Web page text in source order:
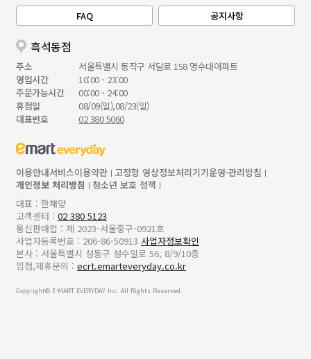
FAQ 공지사항
흑석동점
주소
서울특별시 동작구 서달로 158 명수대아파트
영업시간
10:00 - 23:00
주문가능시간
00:00 - 24:00
휴점일
08/09(일),08/23(일)
대표번호
02 380 5060
이용안내서비스이용약관 고정형 영상정보처리기기운영·관리방침
개인정보 처리방침
청소년 보호 정책
대표 : 한채양
고객센터 : 02 380 5123
통신판매업 : 제 2023-서울중구-0921호
사업자등록번호 : 206-86-50913 사업자정보확인
본사 : 서울특별시 성동구 성수일로 56, 8/9/10층
입점,제휴문의 : ecrt.emarteveryday.co.kr
Copyright© E-MART EVERYDAY Inc. All Rights Reserved.